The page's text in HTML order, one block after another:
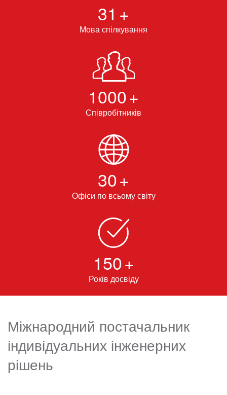
31 +
Мова спілкування
1000+
Співробітників
30+
Офіси по всьому світу
150+
Років досвіду
Міжнародний постачальник
індивідуальних інженерних
рішень